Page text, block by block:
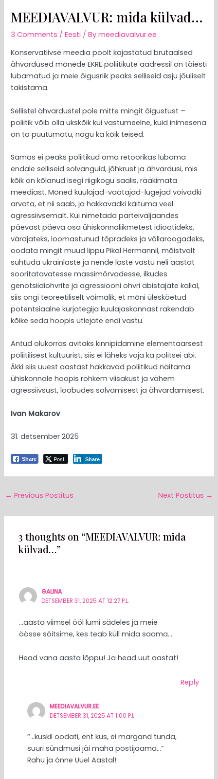
MEEDIAVALVUR: mida külvad…
3 Comments /Eesti / Bymeediavalvur.ee
Konservatiivse meedia poolt kajastatud brutaalsed
ähvardused mõnede EKRE poliitikute aadressil on täiesti
lubamatud ja meie õigusriik peaks selliseid asju jõuliselt
takistama.
Sellistel ähvardustel pole mitte mingit õigustust –
poliitik võib olla ükskõik kui vastumeelne, kuid inimesena
on ta puutumatu, nagu ka kõik teised.
Samas ei peaks poliitikud oma retoorikas lubama
endale selliseid solvanguid, jõhkrust ja ähvardusi, mis
kõik on kõlanud isegi riigikogu saalis, rääkimata
meediast. Mõned kuulajad-vaatajad-lugejad võivadki
arvata, et nii saab, ja hakkavadki käituma veel
agressiivsemalt. Kui nimetada parteiväljaandes
päevast päeva osa ühiskonnaliikmetest idiootideks,
värdjateks, loomastunud tõpradeks ja võllaroogadeks,
oodata mingit muud lippu Pikal Hermannil, mõistvalt
suhtuda ukrainlaste ja nende laste vastu neli aastat
sooritatavatesse massimõrvadesse, ilkudes
genotsiidiohvrite ja agressiooni ohvri abistajate kallal,
siis ongi teoreetiliselt võimalik, et mõni ülesköetud
potentsiaalne kurjategija kuulajaskonnast rakendab
kõike seda hoopis ütlejate endi vastu.
Antud olukorras avitaks kinnipidamine elementaarsest
poliitilisest kultuurist, siis ei läheks vaja ka politsei abi.
Äkki siis uuest aastast hakkavad poliitikud näitama
ühiskonnale hoopis rohkem viisakust ja vähem
agressiivsust, loobudes solvamisest ja ähvardamisest.
Ivan Makarov
31. detsember 2025
Share Post Share
← Previous Postitus Next Postitus →
3 thoughts on “MEEDIAVALVUR: mida
külvad…”
GALINA
DETSEMBER 31, 2025 AT 12:27 P.L.
…aasta viimsel ööl lumi sädeles ja meie
öösse sõitsime, kes teab küll mida saama…
Head vana aasta lõppu! Ja head uut aastat!
Reply
MEEDIAVALVUR.EE
DETSEMBER 31, 2025 AT 1:00 P.L.
“…kuskil oodati, ent kus, ei märgand tunda,
suuri sündmusi jäi maha postijaama…”
Rahu ja õnne Uuel Aastal!